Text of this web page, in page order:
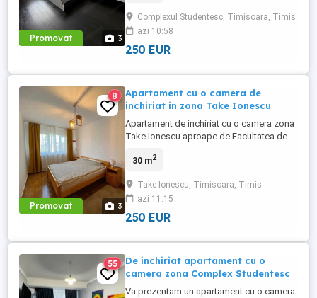
Promovat 3
Este ideal ...
Complexul Studentesc, Timisoara, Timis
azi 10:58
250 EUR
Promovat 3
8
Apartament cu o camera de
inchiriat in zona Take Ionescu
Apartament de inchiriat cu o camera zona
Take Ionescu aproape de Facultatea de
transport in comun. Disponibila imediat
si este la etajul 1. Sunati pentru vizionare.
30 m2
Take Ionescu, Timisoara, Timis
azi 11:15
250 EUR
55
De inchiriat apartament cu o
camera zona Complex Studentesc
Va prezentam un apartament cu o camera